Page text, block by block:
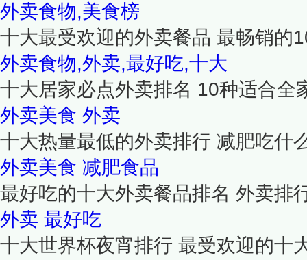
外卖食物,美食榜
十大最受欢迎的外卖餐品 最畅销的
外卖食物,外卖,最好吃,十大
十大居家必点外卖排名 10种适合全
外卖美食 外卖
十大热量最低的外卖排行 减肥吃什
外卖美食 减肥食品
最好吃的十大外卖餐品排名 外卖排
外卖 最好吃
十大世界杯夜宵排行 最受欢迎的十